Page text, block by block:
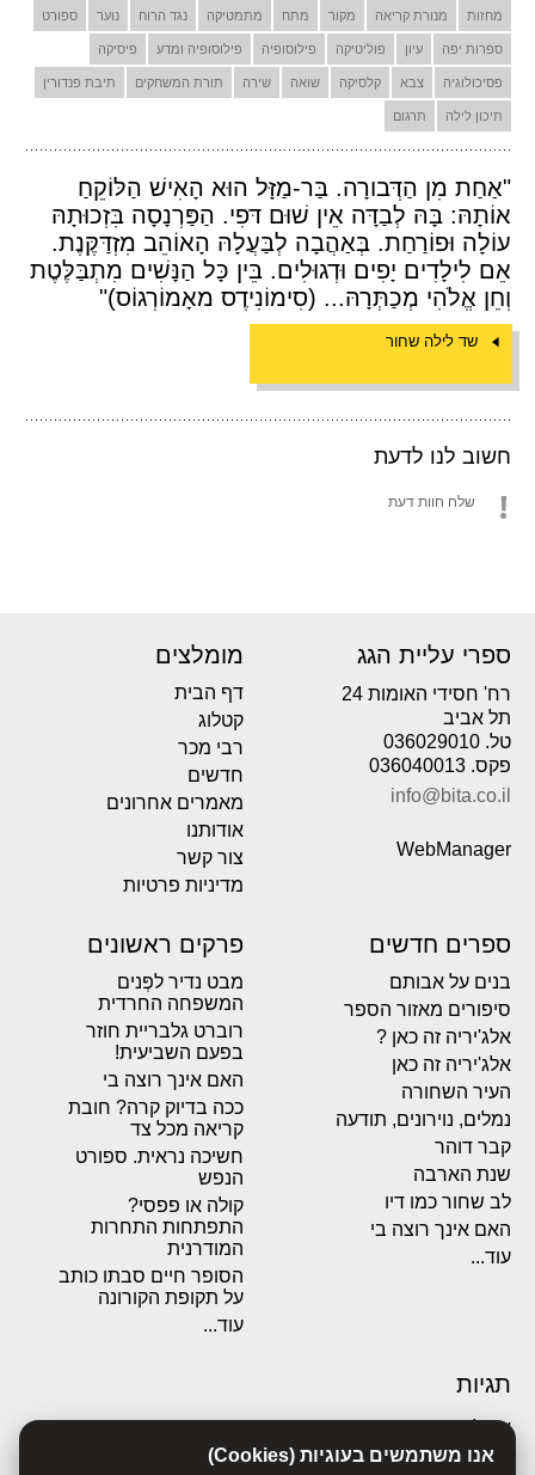
אנו משתמשים בעוגיות (Cookies)
מחזות מנורת קריאה מקור מתח מתמטיקה נגד הרוח נוער ספורט
ספרות יפה עיון פוליטיקה פילוסופיה פילוסופיה ומדע פיסיקה
פסיכולוגיה צבא קלסיקה שואה שירה תורת המשחקים תיבת פנדורין
תיכון לילה תרגום
"אַחַת מִן הַדְּבורָה. בַּר-מַזָּל הוּא הָאִישׁ הַלּוֹקֵחַ
אוֹתָהּ: בָּהּ לְבַדָּה אֵין שׁוּם דּפִי. הַפַּרְנָסָה בִּזְכוּתָהּ
עוֹלָה וּפוֹרַחַת. בְּאַהֲבָה לְבַּעֲלָהּ הָאוֹהֵב מִזְדַּקֶּנֶת.
אֵם לִילָדִים יָפִים וּדְגוּלִים. בֵּין כָּל הַנָּשִׁים מִתְבַּלֶּטֶת
וְחֵן אֱלֹהִי מְכַתְּרָהּ... (סִימוֹנִידֶס מאָמוֹרְגוֹס)"
שד לילה שחור
חשוב לנו לדעת
שלח חוות דעת
ספרי עליית הגג
רח' חסידי האומות 24
תל אביב
טל. 036029010
פקס. 036040013
info@bita.co.il
WebManager
מומלצים
דף הבית
קטלוג
רבי מכר
חדשים
מאמרים אחרונים
אודותנו
צור קשר
מדיניות פרטיות
ספרים חדשים
בנים על אבותם
סיפורים מאזור הספר
אלג'יריה זה כאן ?
אלג'יריה זה כאן
העיר השחורה
נמלים, נוירונים, תודעה
קבר דוהר
שנת הארבה
לב שחור כמו דיו
האם אינך רוצה בי
עוד...
פרקים ראשונים
מבט נדיר לפְּנים
המשפחה החרדית
רוברט גלבריית חוזר
בפעם השביעית!
האם אינך רוצה בי
ככה בדיוק קרה? חובת
קריאה מכל צד
חשיכה נראית. ספורט
הנפש
קולה או פפסי?
התפתחות התחרות
המודרנית
הסופר חיים סבתו כותב
על תקופת הקורונה
עוד...
תגיות
אבולוציה
אכסדרה